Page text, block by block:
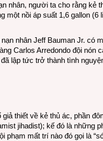
nhân, người ta cho rằng kẻ
một nồi áp suất 1,6 gallon
nhân Jeff Bauman Jr. có
Carlos Arredondo đội nón
lập tức trở thành tình
thiết về kẻ thủ ác, phần
jihadist); kế đó là những
phạm mất trí nào đó gọi là